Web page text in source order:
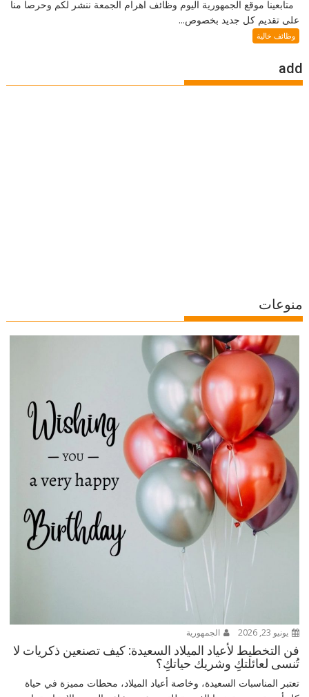
متابعينا موقع الجمهورية اليوم وظائف اهرام الجمعة ننشر لكم وحرصا منا
على تقديم كل جديد بخصوص...
وظائف خالية
add
منوعات
يونيو 23, 2026 الجمهورية
فن التخطيط لأعياد الميلاد السعيدة: كيف تصنعين ذكريات لا
تُنسى لعائلتكِ وشريك حياتكِ؟
تعتبر المناسبات السعيدة، وخاصة أعياد الميلاد، محطات مميزة في حياة